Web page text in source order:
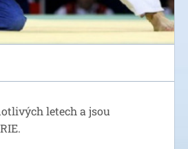
letech a jsou